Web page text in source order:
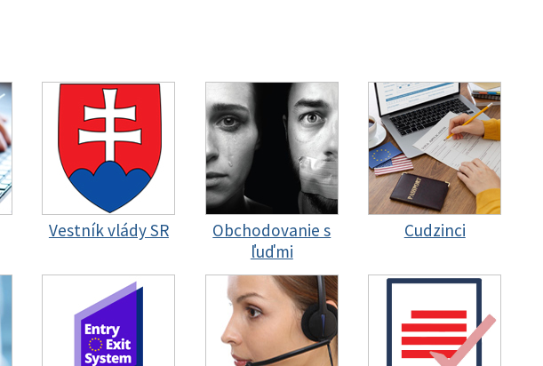
Vestník vlády SR
Obchodovanie s
ľuďmi
Cudzinci